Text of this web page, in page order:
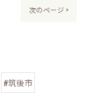
次のページ >
#筑後市